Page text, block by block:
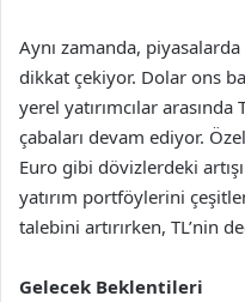
Aynı zamanda,
dikkat çekiyor. Dolar ons
yerel yatırımcılar
çabaları devam ediyor.
Euro gibi dövizlerdeki
yatırım portföylerini
talebini artırırken, TL’nin
Gelecek Beklentileri